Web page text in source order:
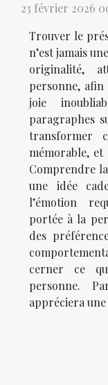
23 février 2026
Trouver le
n’est jamais
originalité,
personne,
joie
paragraphes
transformer
mémorable,
Comprendre
une idée
l’émotion
portée à la
des
cerner ce
personne.
appréciera